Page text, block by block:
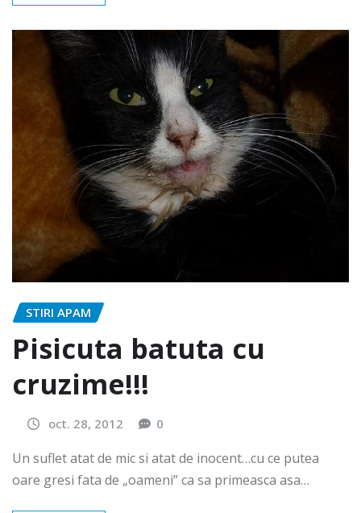
STIRI APAM
Pisicuta batuta cu
cruzime!!!
oct. 28, 2012 0
Un suflet atat de mic si atat de inocent…cu ce putea
oare gresi fata de „oameni” ca sa primeasca asa…